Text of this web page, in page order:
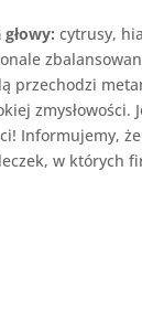
cytrusy,
przechodzi
Informujemy,
w których